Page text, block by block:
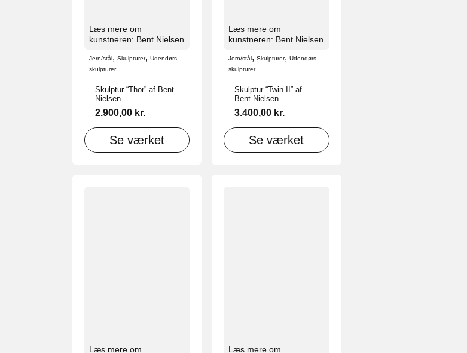
Læs mere om
kunstneren: Bent Nielsen
Jern/stål, Skulpturer, Udendørs
skulpturer
Skulptur “Thor” af Bent
Nielsen
2.900,00 kr.
Se værket
Læs mere om
kunstneren: Bent Nielsen
Jern/stål,Skulpturer,Udendørs
skulpturer
Skulptur “Twin II” af
Bent Nielsen
3.400,00 kr.
Se værket
Læs mere om
Læs mere om